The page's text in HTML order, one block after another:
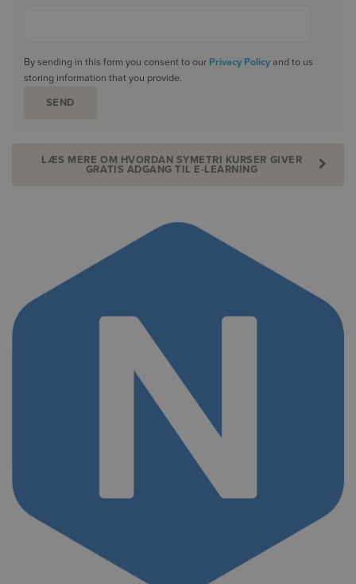
By sending in this form you consent to our Privacy Policyand to us
storing information that you provide.
LÆS MERE OM HVORDAN SYMETRI KURSER GIVER
GRATIS ADGANG TIL E-LEARNING